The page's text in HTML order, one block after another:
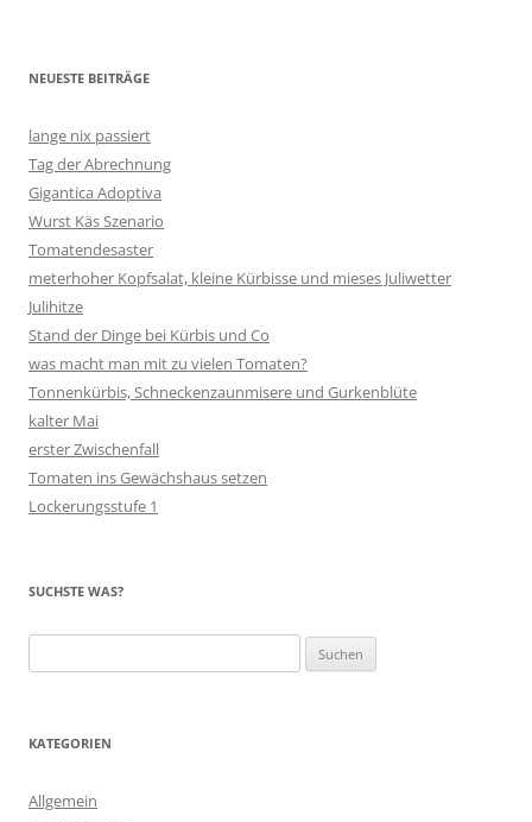
NEUESTE BEITRÄGE
lange nix passiert
Tag der Abrechnung
Gigantica Adoptiva
Wurst Käs Szenario
Tomatendesaster
meterhoher Kopfsalat, kleine Kürbisse und mieses Juliwetter
Julihitze
Stand der Dinge bei Kürbis und Co
was macht man mit zu vielen Tomaten?
Tonnenkürbis, Schneckenzaunmisere und Gurkenblüte
kalter Mai
erster Zwischenfall
Tomaten ins Gewächshaus setzen
Lockerungsstufe 1
SUCHSTE WAS?
nach:
KATEGORIEN
Allgemein